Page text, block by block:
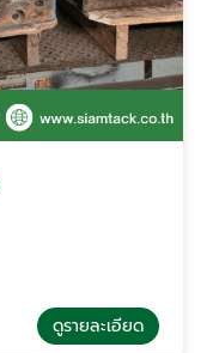
ดูรายละเอียด